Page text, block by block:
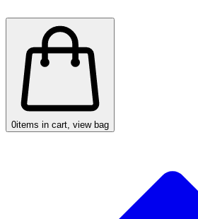
0items in cart, view bag